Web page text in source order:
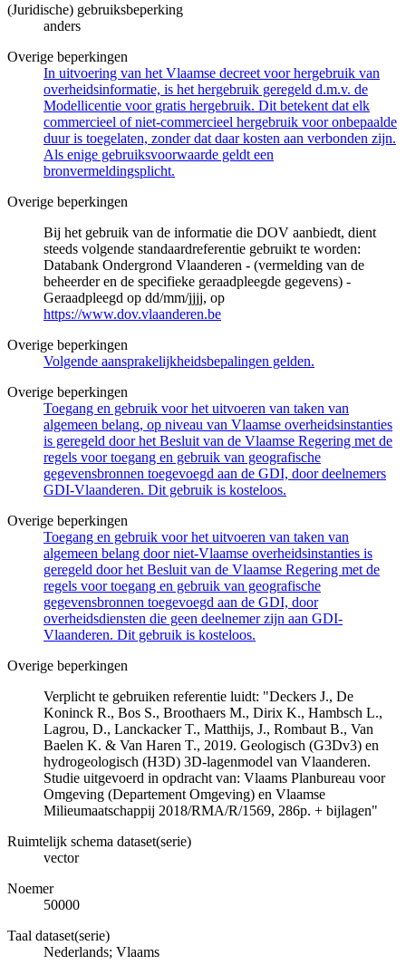
(Juridische) gebruiksbeperking
anders
Overige beperkingen
In uitvoering van het Vlaamse decreet voor hergebruik van
overheidsinformatie, is het hergebruik geregeld d.m.v. de
Modellicentie voor gratis hergebruik. Dit betekent dat elk
commercieel of niet-commercieel hergebruik voor onbepaalde
duur is toegelaten, zonder dat daar kosten aan verbonden zijn.
Als enige gebruiksvoorwaarde geldt een
bronvermeldingsplicht.
Overige beperkingen
Bij het gebruik van de informatie die DOV aanbiedt, dient
steeds volgende standaardreferentie gebruikt te worden:
Databank Ondergrond Vlaanderen - (vermelding van de
beheerder en de specifieke geraadpleegde gegevens) -
Geraadpleegd op dd/mm/jjjj, op
https://www.dov.vlaanderen.be
Overige beperkingen
Volgende aansprakelijkheidsbepalingen gelden.
Overige beperkingen
Toegang en gebruik voor het uitvoeren van taken van
algemeen belang, op niveau van Vlaamse overheidsinstanties
is geregeld door het Besluit van de Vlaamse Regering met de
regels voor toegang en gebruik van geografische
gegevensbronnen toegevoegd aan de GDI, door deelnemers
GDI-Vlaanderen. Dit gebruik is kosteloos.
Overige beperkingen
Toegang en gebruik voor het uitvoeren van taken van
algemeen belang door niet-Vlaamse overheidsinstanties is
geregeld door het Besluit van de Vlaamse Regering met de
regels voor toegang en gebruik van geografische
gegevensbronnen toegevoegd aan de GDI, door
overheidsdiensten die geen deelnemer zijn aan GDI-
Vlaanderen. Dit gebruik is kosteloos.
Overige beperkingen
Verplicht te gebruiken referentie luidt: "Deckers J., De
Koninck R., Bos S., Broothaers M., Dirix K., Hambsch L.,
Lagrou, D., Lanckacker T., Matthijs, J., Rombaut B., Van
Baelen K. & Van Haren T., 2019. Geologisch (G3Dv3) en
hydrogeologisch (H3D) 3D-lagenmodel van Vlaanderen.
Studie uitgevoerd in opdracht van: Vlaams Planbureau voor
Omgeving (Departement Omgeving) en Vlaamse
Milieumaatschappij 2018/RMA/R/1569, 286p. + bijlagen"
Ruimtelijk schema dataset(serie)
vector
Noemer
50000
Taal dataset(serie)
Nederlands; Vlaams